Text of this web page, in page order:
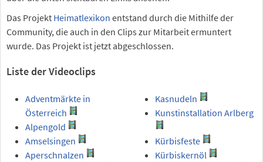
Das Projekt Heimatlexikon entstand durch die Mithilfe der
Community, die auch in den Clips zur Mitarbeit ermuntert
wurde. Das Projekt ist jetzt abgeschlossen.
Liste der Videoclips
Adventmärkte in
Österreich
Alpengold
Amselsingen
Aperschnalzen
Kasnudeln
Kunstinstallation Arlberg
Kürbisfeste
Kürbiskernöl